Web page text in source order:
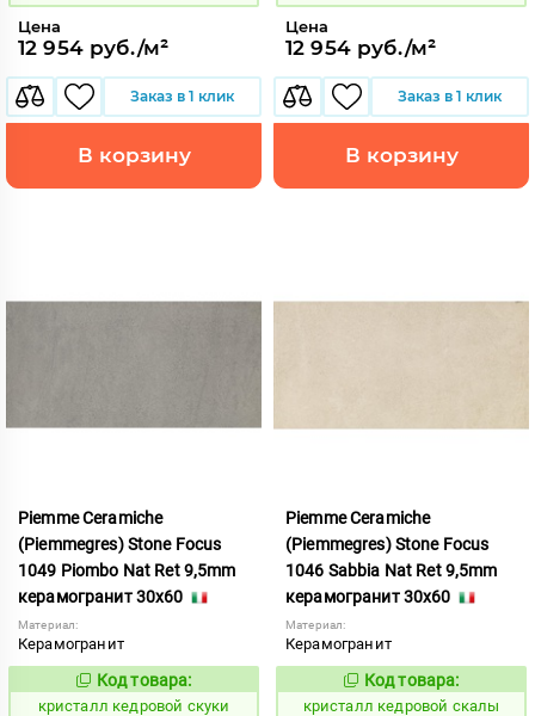
Цена
12 954 руб./м²
Заказ в 1 клик
В корзину
Цена
12 954 руб./м²
Заказ в 1 клик
В корзину
Piemme Ceramiche
(Piemmegres) Stone Focus
1049 Piombo Nat Ret 9,5mm
керамогранит 30x60
Материал:
Керамогранит
817344
Код товара:
кристалл кедровой скуки
Piemme Ceramiche
(Piemmegres) Stone Focus
1046 Sabbia Nat Ret 9,5mm
керамогранит 30x60
Материал:
Керамогранит
817341
Код товара:
кристалл кедровой скалы